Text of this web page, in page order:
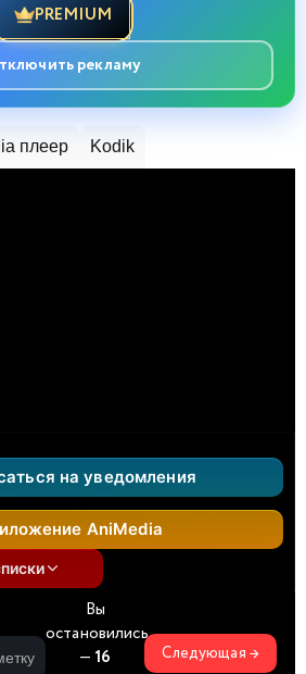
PREMIUM
рекламу
плеер Kodik
на уведомления
AniMedia
Вы
остановились
— 16 Следующая →